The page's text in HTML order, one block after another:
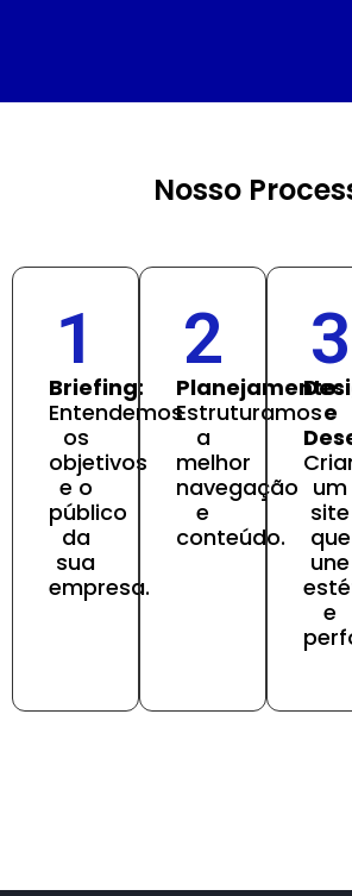
Nosso
1
Briefing:
Entendemos
os
objetivos
e o
público
da
sua
empresa.
2
Planejamento:
Estruturamos
a
melhor
navegação
e
conteúdo.
3
e
um
site
que
une
e